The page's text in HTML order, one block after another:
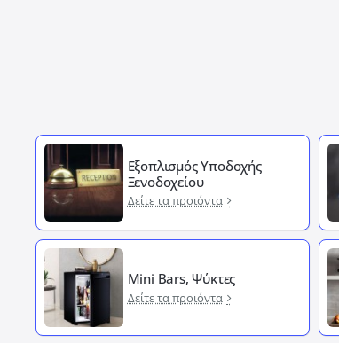
Εξοπλισμός Υποδοχής
Ξενοδοχείου
Δείτε τα προιόντα
Mini Bars, Ψύκτες
Δείτε τα προιόντα